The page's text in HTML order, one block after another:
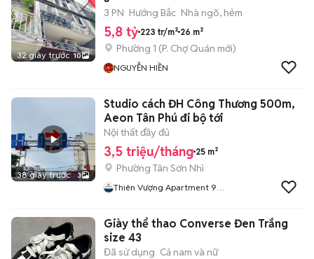
32 giây trước 10
3 PN Hướng Bắc Nhà ngõ, hẻm
5,8 tỷ 223 tr/m² 26 m²
Phường 1 (P. Chợ Quán mới)
NGUYỄN HIỀN
38 giây trước 3
Studio cách ĐH Công Thương 500m,
Aeon Tân Phú đi bộ tới
Nội thất đầy đủ
3,5 triệu/tháng 25 m²
Phường Tân Sơn Nhì
Thiên Vượng Apartment 9
Giày thể thao Converse Đen Trắng
size 43
Đã sử dụng Cả nam và nữ